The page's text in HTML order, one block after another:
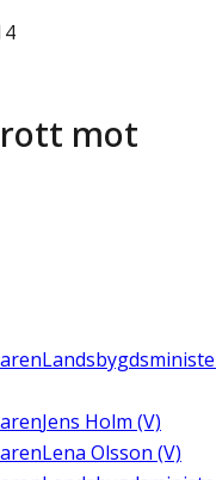
mot
Jens Holm (V)
Lena Olsson (V)